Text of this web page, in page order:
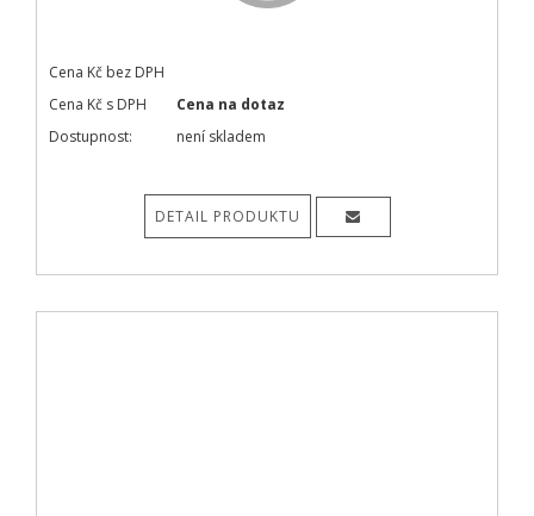
Cena Kč bez DPH
Cena Kč s DPH
Cena na dotaz
Dostupnost:
není skladem
DETAIL PRODUKTU